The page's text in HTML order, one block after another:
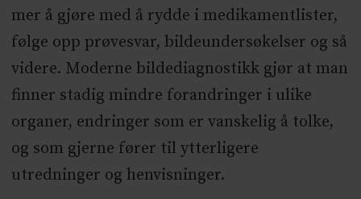
mer å gjøre med å rydde i medikamentlister,
følge opp prøvesvar, bildeundersøkelser og så
videre. Moderne bildediagnostikk gjør at man
finner stadig mindre forandringer i ulike
organer, endringer som er vanskelig å tolke,
og som gjerne fører til ytterligere
utredninger og henvisninger.